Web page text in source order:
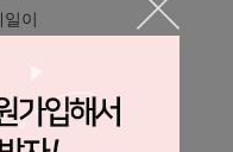
이
츠
딱 살아나요.